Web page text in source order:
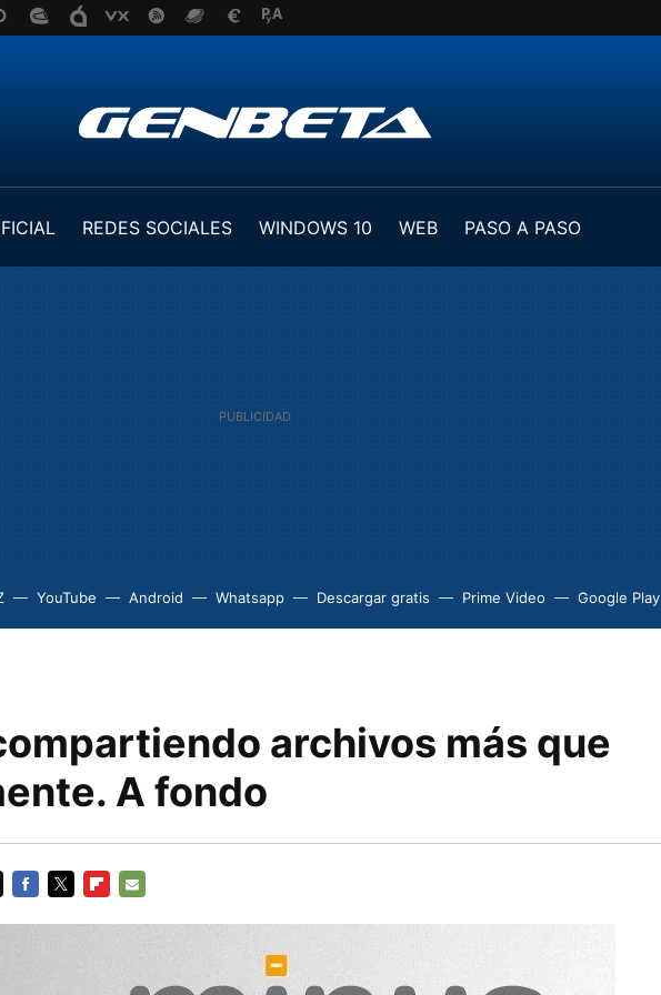
REDES SOCIALES WINDOWS 10 WEB
PASO A PASO
YouTube Android Whatsapp Descargar gratis Prime Video Google Play
archivos más que
A fondo